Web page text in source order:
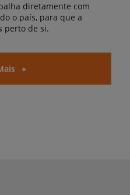
diretamente com
o país, para que a
perto de si.